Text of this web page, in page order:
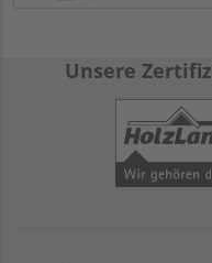
Unsere